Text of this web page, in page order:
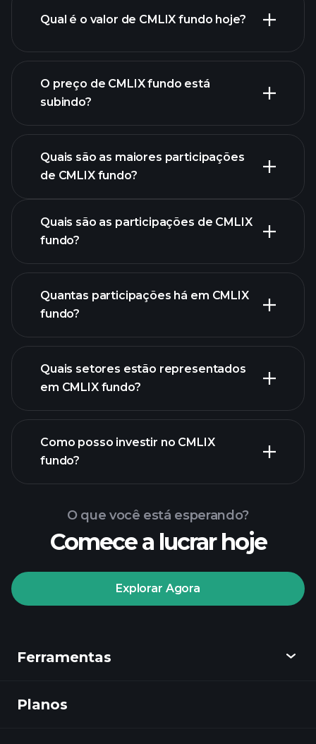
Qual é o valor de CMLIX fundo hoje?
gráfico
avançado
O preço de CMLIX fundo está
subindo?
Quais são as maiores participações
de CMLIX fundo?
Quais são as participações de CMLIX
fundo?
Quantas participações há em CMLIX
fundo?
participações
Quais setores estão representados
em CMLIX fundo?
Como posso investir no CMLIX
fundo?
recomendado
O que você está esperando?
Comece a lucrar hoje
Explorar Agora
Ferramentas
Descobrir
Planos